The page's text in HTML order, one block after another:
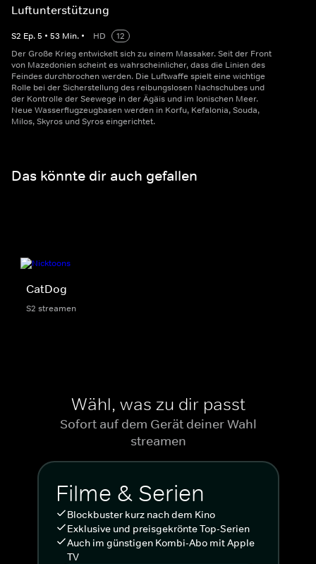
Luftunterstützung
S2 Ep.5 • 53 Min. • HD
12
Der Große Krieg entwickelt sich zu einem Massaker. Seit der Front
von Mazedonien scheint es wahrscheinlicher, dass die Linien des
Feindes durchbrochen werden. Die Luftwaffe spielt eine wichtige
Rolle bei der Sicherstellung des reibungslosen Nachschubes und
der Kontrolle der Seewege in der Ägäis und im Ionischen Meer.
Neue Wasserflugzeugbasen werden in Korfu, Kefalonia, Souda,
Milos, Skyros und Syros eingerichtet.
Das könnte dir auch gefallen
CatDog
S2 streamen
Wähl, was zu dir passt
Sofort auf dem Gerät deiner Wahl
streamen
Filme & Serien
Blockbuster kurz nach dem Kino
Exklusive und preisgekrönte Top-Serien
Auch im günstigen Kombi-Abo mit Apple
TV